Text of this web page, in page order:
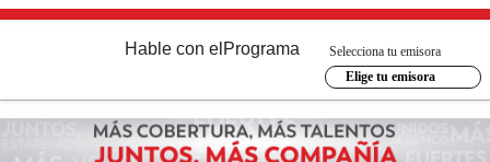
Hable con el Programa
Selecciona tu emisora
Elige tu emisora